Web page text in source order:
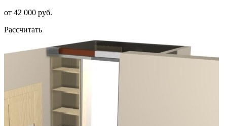
от 42 000 руб.
Рассчитать